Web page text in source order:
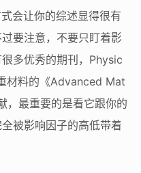
会让你的综述显得很有
要注意，不要只盯着影
多优秀的期刊，Physic
材料的《Advanced Mat
，最重要的是看它跟你的
被影响因子的高低带着